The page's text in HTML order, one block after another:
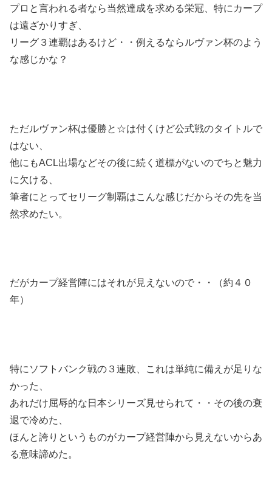
プロと言われる者なら当然達成を求める栄冠、特にカープ
は遠ざかりすぎ、
リーグ３連覇はあるけど・・例えるならルヴァン杯のよう
な感じかな？
ただルヴァン杯は優勝と☆は付くけど公式戦のタイトルで
はない、
他にもACL出場などその後に続く道標がないのでちと魅力
に欠ける、
筆者にとってセリーグ制覇はこんな感じだからその先を当
然求めたい。
だがカープ経営陣にはそれが見えないので・・（約４０
年）
特にソフトバンク戦の３連敗、これは単純に備えが足りな
かった、
あれだけ屈辱的な日本シリーズ見せられて・・その後の衰
退で冷めた、
ほんと誇りというものがカープ経営陣から見えないからあ
る意味諦めた。